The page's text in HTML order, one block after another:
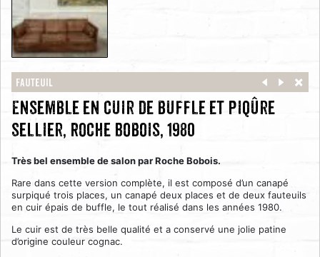
Fauteuil
Ensemble en cuir de buffle et piqûre
sellier, Roche Bobois, 1980
Très bel ensemble de salon par Roche Bobois.
Rare dans cette version complète, il est composé d’un canapé
surpiqué trois places, un canapé deux places et de deux fauteuils
en cuir épais de buffle, le tout réalisé dans les années 1980.
Le cuir est de très belle qualité et a conservé une jolie patine
d’origine couleur cognac.